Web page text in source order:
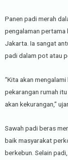
Panen padi merah
pengalaman pertama
Jakarta. Ia sangat
padi dalam pot atau
“Kita akan
pekarangan rumah
akan kekurangan,”
Sawah padi beras
baik masyarakat
berkebun. Selain